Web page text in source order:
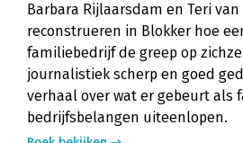
Barbara Rijlaarsdam en Teri
reconstrueren in Blokker hoe
familiebedrijf de greep op
journalistiek scherp en goed
verhaal over wat er gebeurt als
bedrijfsbelangen uiteenlopen.